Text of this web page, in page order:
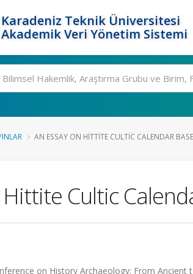
Karadeniz Teknik Üniversitesi
Akademik Veri Yönetim Sistemi
AN ESSAY ON HITTITE CULTIC CALENDAR
Cultic
on History Archaeology: From Ancient